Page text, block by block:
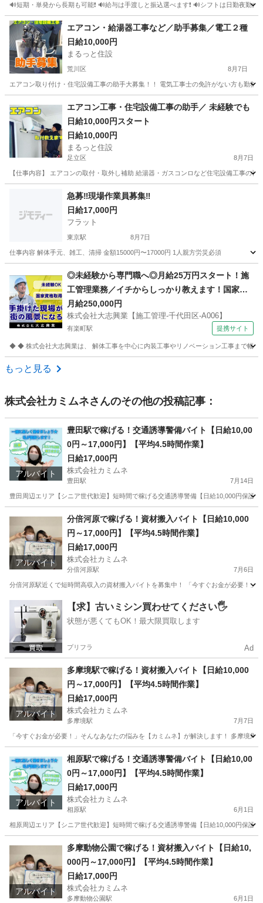
🔊短期・単発から長期も可能❗ 🔊給与は手渡しと振込選べます❗ 🔊シフトは日勤夜勤
東京 千代田区 建築 スタッフ
エアコン・給湯器工事など／助手募集／電工２種
日給10,000円
まるっと住設
荒川区 8月7日
エアコン取り付け・住宅設備工事の助手大募集！！ 電気工事士の免許がない方も勤
給湯器
エアコン工事・住宅設備工事の助手／ 未経験でも
日給10,000円スタート
日給10,000円
まるっと住設
足立区 8月7日
【仕事内容】 エアコンの取付・取外し補助 給湯器・ガスコンロなど住宅設備工事の
建築 設備工事
急募‼️現場作業員募集‼️
日給17,000円
フラット
東京駅 8月7日
仕事内容 解体手元、雑工、清掃 金額15000円〜17000円 1人親方労災必須
東京駅 その他 現場作業員
◎未経験から専門職へ◎月給25万円スタート！施
工管理業務／イチからしっかり教えます！国家資
格取得支援あり！ 株式会社大志興業【施工管理-千
代田区-A006】 建築・造園スタッフ
月給250,000円
株式会社大志興業【施工管理-千代田区-A006】
有楽町駅 提携サイト
◆ ◆ 株式会社大志興業は、 解体工事を中心に内装工事やリノベーション工事まで幅
東京 千代田区
もっと見る
株式会社カミムネさんのその他の投稿記事：
アルバイト
豊田駅で稼げる！交通誘導警備バイト【日給10,00
0円～17,000円】【平均4.5時間作業】
日給17,000円
株式会社カミムネ
豊田駅 7月14日
豊田周辺エリア【シニア世代歓迎】短時間で稼げる交通誘導警備【日給10,000円保証
豊田駅 その他 シニア
アルバイト
分倍河原で稼げる！資材搬入バイト【日給10,000
円～17,000円】【平均4.5時間作業】
日給17,000円
株式会社カミムネ
分倍河原駅 7月6日
分倍河原駅近くで短時間高収入の資材搬入バイトを募集中！ 「今すぐお金が必要！
東京 豊島区 分倍河原駅 その他 スタッフ
【求】古いミシン買わせてください🖐️
状態が悪くてもOK！最大限買取します
プリフラ Ad
アルバイト
多摩境駅で稼げる！資材搬入バイト【日給10,000
円～17,000円】【平均4.5時間作業】
日給17,000円
株式会社カミムネ
多摩境駅 7月7日
「今すぐお金が必要！」そんなあなたの悩みを【カミムネ】が解決します！ 多摩境
多摩境駅 その他 スタッフ
アルバイト
相原駅で稼げる！交通誘導警備バイト【日給10,00
0円～17,000円】【平均4.5時間作業】
日給17,000円
株式会社カミムネ
相原駅 6月1日
相原周辺エリア【シニア世代歓迎】短時間で稼げる交通誘導警備【日給10,000円保証
相原駅 その他 シニア
アルバイト
多摩動物公園で稼げる！資材搬入バイト【日給10,
000円～17,000円】【平均4.5時間作業】
日給17,000円
株式会社カミムネ
多摩動物公園駅 6月1日